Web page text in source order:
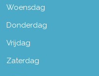
Woensdag
Donderdag
Vrijdag
Zaterdag